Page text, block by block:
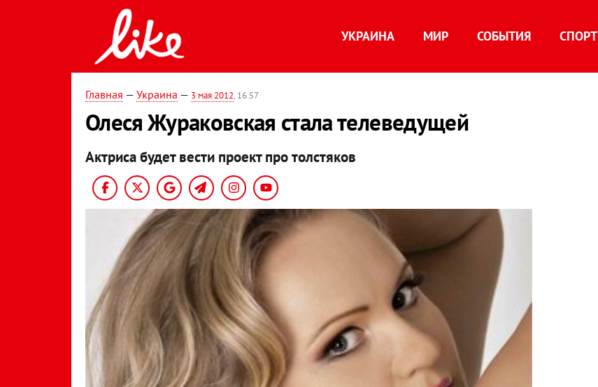
УКРАИНА МИР СОБЫТИЯ СПОРТ
Главная — Украина — 3 мая 2012, 16:57
Олеся Жураковская стала телеведущей
Актриса будет вести проект про толстяков